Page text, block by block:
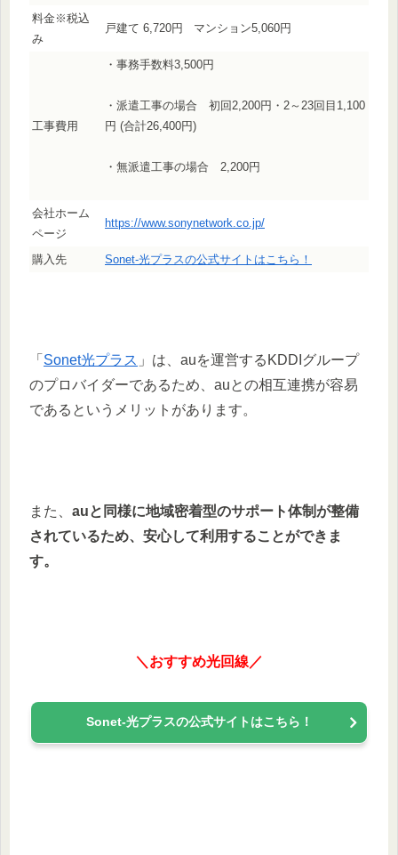
料金※税込
み
戸建て 6,720円 マンション5,060円
工事費用
・事務手数料3,500円
・派遣工事の場合 初回2,200円・2～23回目1,100
円 (合計26,400円)
・無派遣工事の場合 2,200円
会社ホーム
ページ
https://www.sonynetwork.co.jp/
購入先 Sonet-光プラスの公式サイトはこちら！
「 Sonet光プラス 」は、auを運営するKDDIグループ
のプロバイダーであるため、auとの相互連携が容易
であるというメリットがあります。
また、 auと同様に地域密着型のサポート体制が整備
されているため、安心して利用することができま
す。
＼おすすめ光回線／
Sonet-光プラスの公式サイトはこちら！